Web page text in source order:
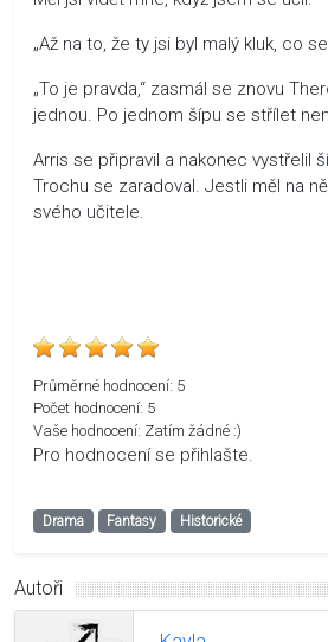
„Až na to, že ty jsi byl malý kluk, co
„To je pravda,“ zasmál se znovu
jednou. Po jednom šípu se střílet
Arris se připravil a nakonec vystřelil
Trochu se zaradoval. Jestli měl na
svého učitele.
Průměrné hodnocení: 5
Počet hodnocení: 5
Vaše hodnocení: Zatím žádné :)
Pro hodnocení se přihlašte.
Drama Fantasy Historické
Autoři